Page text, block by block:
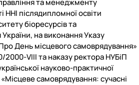
та менеджменту
ННІ післядипломної освіти
біоресурсів та
на виконання Указу
День місцевого самоврядування»
2000-VIII та наказу ректора НУБіП
науково-практичної
самоврядування: сучасні